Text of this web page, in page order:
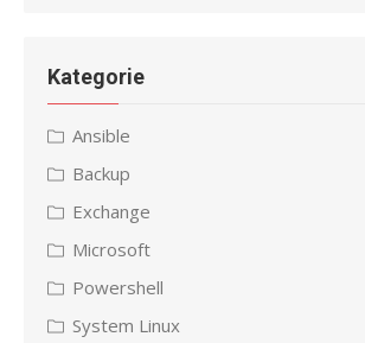
Kategorie
Ansible
Backup
Exchange
Microsoft
Powershell
System Linux